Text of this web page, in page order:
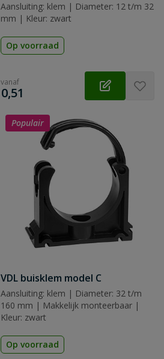
Aansluiting: klem | Diameter: 12 t/m 32
mm | Kleur: zwart
Op voorraad
vanaf
€
0,51
Populair
VDL buisklem model C
Aansluiting: klem | Diameter: 32 t/m
160 mm | Makkelijk monteerbaar |
Kleur: zwart
Op voorraad